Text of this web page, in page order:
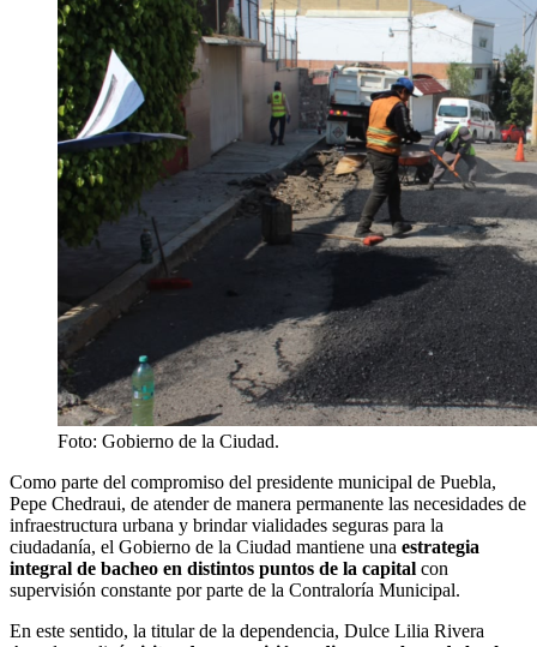
Foto: Gobierno de la Ciudad.
Como parte del compromiso del presidente municipal de Puebla,
Pepe Chedraui, de atender de manera permanente las necesidades de
infraestructura urbana y brindar vialidades seguras para la
ciudadanía, el Gobierno de la Ciudad mantiene una estrategia
integral de bacheo en distintos puntos de la capital con
supervisión constante por parte de la Contraloría Municipal.
En este sentido, la titular de la dependencia, Dulce Lilia Rivera